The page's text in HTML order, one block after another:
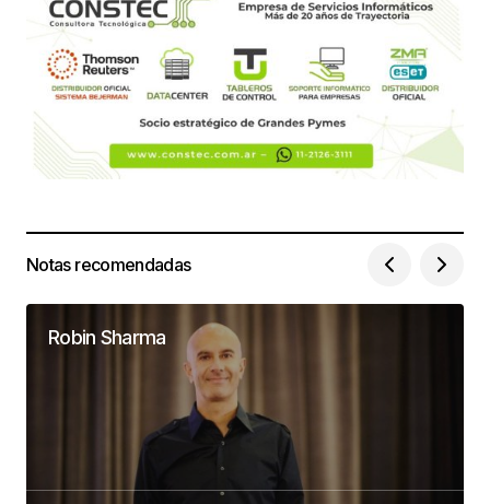
Notas recomendadas
Robin Sharma